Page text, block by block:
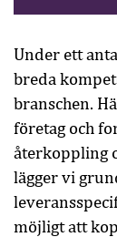
Under ett
breda
branschen.
företag och
återkoppling
lägger vi
möjligt att